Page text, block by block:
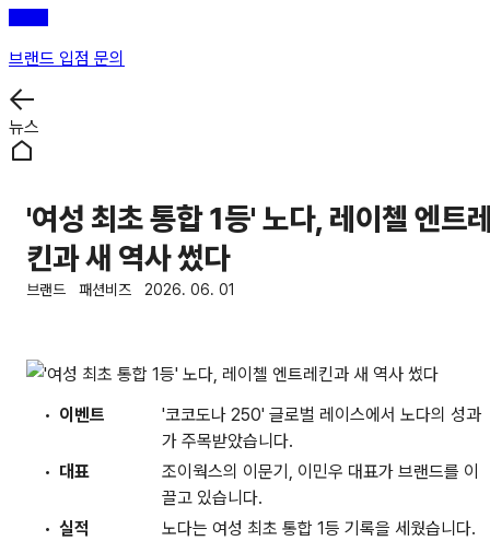
브랜드 입점 문의
뉴스
'여성 최초 통합 1등' 노다, 레이첼 엔트
킨과 새 역사 썼다
브랜드 패션비즈 2026. 06. 01
이벤트
'코코도나 250' 글로벌 레이스에서 노다의 성과
가 주목받았습니다.
대표
조이웍스의 이문기, 이민우 대표가 브랜드를 이
끌고 있습니다.
실적
노다는 여성 최초 통합 1등 기록을 세웠습니다.